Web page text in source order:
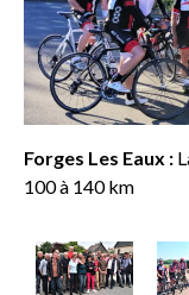
Forges Les Eaux :
100 à 140 km